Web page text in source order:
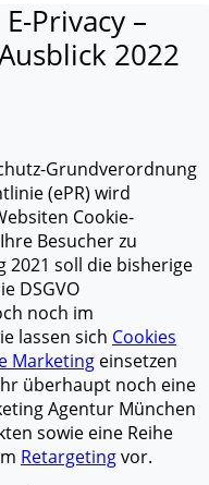
Privacy –
2022
Grundverordnung
(ePR) wird
Cookie-
Besucher zu
2021 soll die bisherige
DSGVO
noch im
lassen sich Cookies
Marketing einsetzen
überhaupt noch eine
Agentur München
sowie eine Reihe
Retargetingvor.